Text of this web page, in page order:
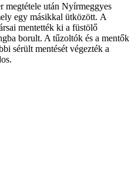
megtétele után Nyírmeggyes
egy másikkal ütközött. A
mentették ki a füstölő
borult. A tűzoltók és a mentők
sérült mentését végezték a